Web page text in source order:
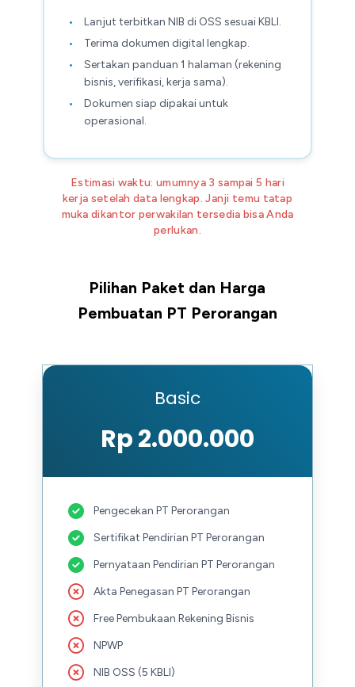
Lanjut terbitkan NIB di OSS sesuai KBLI.
Terima dokumen digital lengkap.
Sertakan panduan 1 halaman (rekening
bisnis, verifikasi, kerja sama).
Dokumen siap dipakai untuk
operasional.
Estimasi waktu: umumnya 3 sampai 5 hari
kerja setelah data lengkap. Janji temu tatap
muka dikantor perwakilan tersedia bisa Anda
perlukan.
Pilihan Paket dan Harga
Pembuatan PT Perorangan
Basic
Rp 2.000.000
Pengecekan PT Perorangan
Sertifikat Pendirian PT Perorangan
Pernyataan Pendirian PT Perorangan
Akta Penegasan PT Perorangan
Free Pembukaan Rekening Bisnis
NPWP
NIB OSS (5 KBLI)